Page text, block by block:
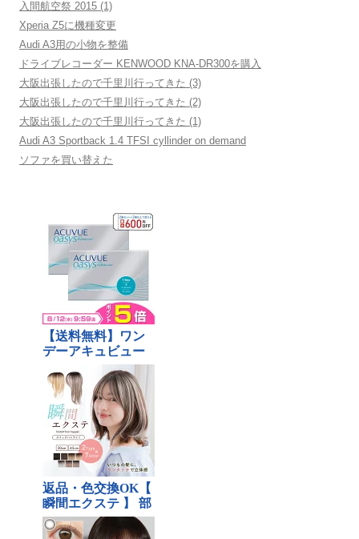
入間航空祭 2015 (1)
Xperia Z5に機種変更
Audi A3用の小物を整備
ドライブレコーダー KENWOOD KNA-DR300を購入
大阪出張したので千里川行ってきた (3)
大阪出張したので千里川行ってきた (2)
大阪出張したので千里川行ってきた (1)
Audi A3 Sportback 1.4 TFSI cyllinder on demand
ソファを買い替えた